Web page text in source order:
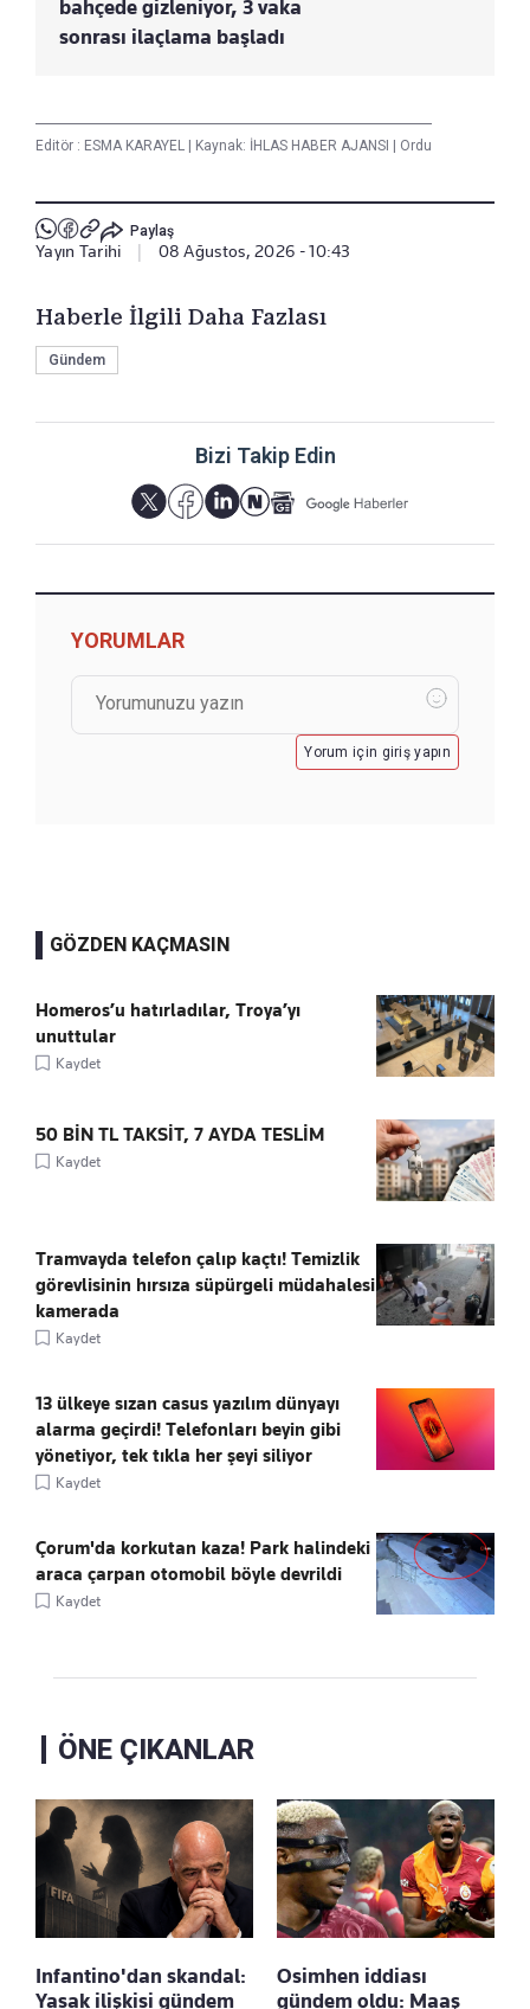
bahçede gizleniyor, 3 vaka
sonrası ilaçlama başladı
Editör : ESMA KARAYEL Kaynak: İHLAS HABER AJANSI Ordu
Paylaş
Yayın Tarihi 08 Ağustos, 2026 - 10:43
Haberle İlgili Daha Fazlası
Gündem
Bizi Takip Edin
YORUMLAR
Yorum için giriş yapın
GÖZDEN KAÇMASIN
Homeros’u hatırladılar, Troya’yı
unuttular
Kaydet
50 BİN TL TAKSİT, 7 AYDA TESLİM
Kaydet
Tramvayda telefon çalıp kaçtı! Temizlik
görevlisinin hırsıza süpürgeli müdahalesi
kamerada
Kaydet
13 ülkeye sızan casus yazılım dünyayı
alarma geçirdi! Telefonları beyin gibi
yönetiyor, tek tıkla her şeyi siliyor
Kaydet
Çorum'da korkutan kaza! Park halindeki
araca çarpan otomobil böyle devrildi
Kaydet
ÖNE ÇIKANLAR
Infantino'dan skandal:
Yasak ilişkisi gündem
Osimhen iddiası
gündem oldu: Maaş